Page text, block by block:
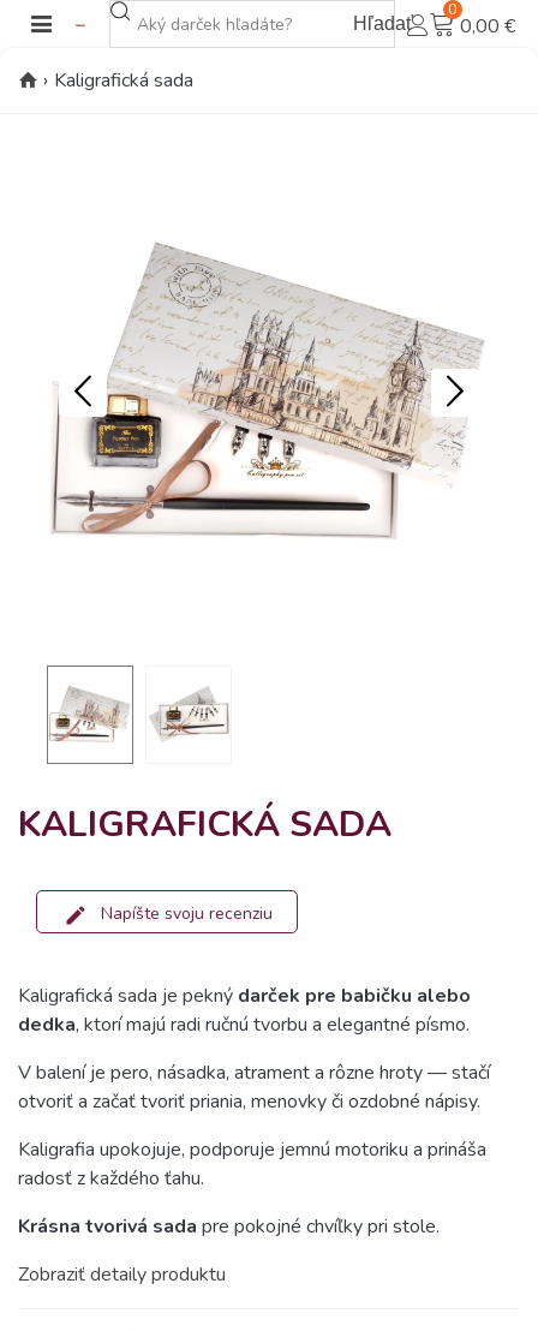
Hľadať
0
0,00 €
› Kaligrafická sada
KALIGRAFICKÁ SADA
Napíšte svoju recenziu
Kaligrafická sada je pekný darček pre babičku alebo
dedka, ktorí majú radi ručnú tvorbu a elegantné písmo.
V balení je pero, násadka, atrament a rôzne hroty — stačí
otvoriť a začať tvoriť priania, menovky či ozdobné nápisy.
Kaligrafia upokojuje, podporuje jemnú motoriku a prináša
radosť z každého ťahu.
Krásna tvorivá sada pre pokojné chvíľky pri stole.
Zobraziť detaily produktu